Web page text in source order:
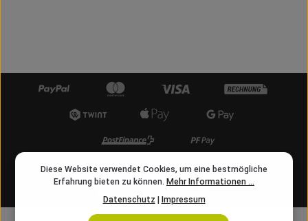
Kostenloser Versand ab 50 CHF
Diese Website verwendet Cookies, um eine bestmögliche
Erfahrung bieten zu können. Mehr Informationen ...
Datenschutz | Impressum